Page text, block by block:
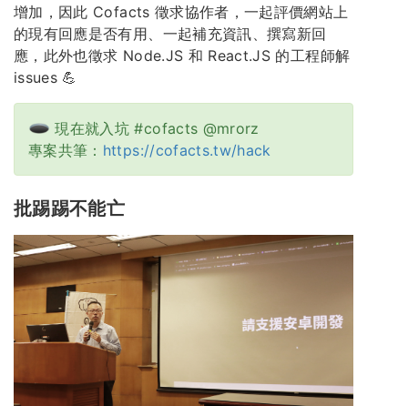
增加，因此 Cofacts 徵求協作者，一起評價網站上
的現有回應是否有用、一起補充資訊、撰寫新回
應，此外也徵求 Node.JS 和 React.JS 的工程師解
issues 💪
現在就入坑 #cofacts @mrorz
專案共筆： https://cofacts.tw/hack
批踢踢不能亡